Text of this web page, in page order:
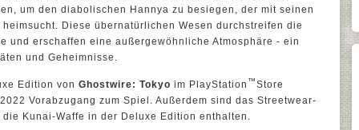
um den diabolischen Hannya zu besiegen, der mit seinen
heimsucht. Diese übernatürlichen Wesen durchstreifen die
und erschaffen eine außergewöhnliche Atmosphäre - ein
und Geheimnisse.
Edition von Ghostwire: Tokyo im PlayStation ™Store
Vorabzugang zum Spiel. Außerdem sind das Streetwear-
Kunai-Waffe in der Deluxe Edition enthalten.